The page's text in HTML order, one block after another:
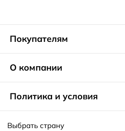
с влаговпитывающими и
стельками, износостойкой,
подошвой. Модели остаются
мягким округлым формам,
Покупателям
О компании
Политика и условия
Выбрать страну